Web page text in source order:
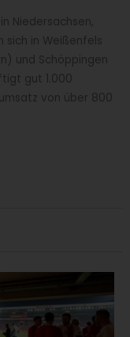
Niedersachsen,
in Weißenfels
und Schöppingen
gut 1.000
von über 800